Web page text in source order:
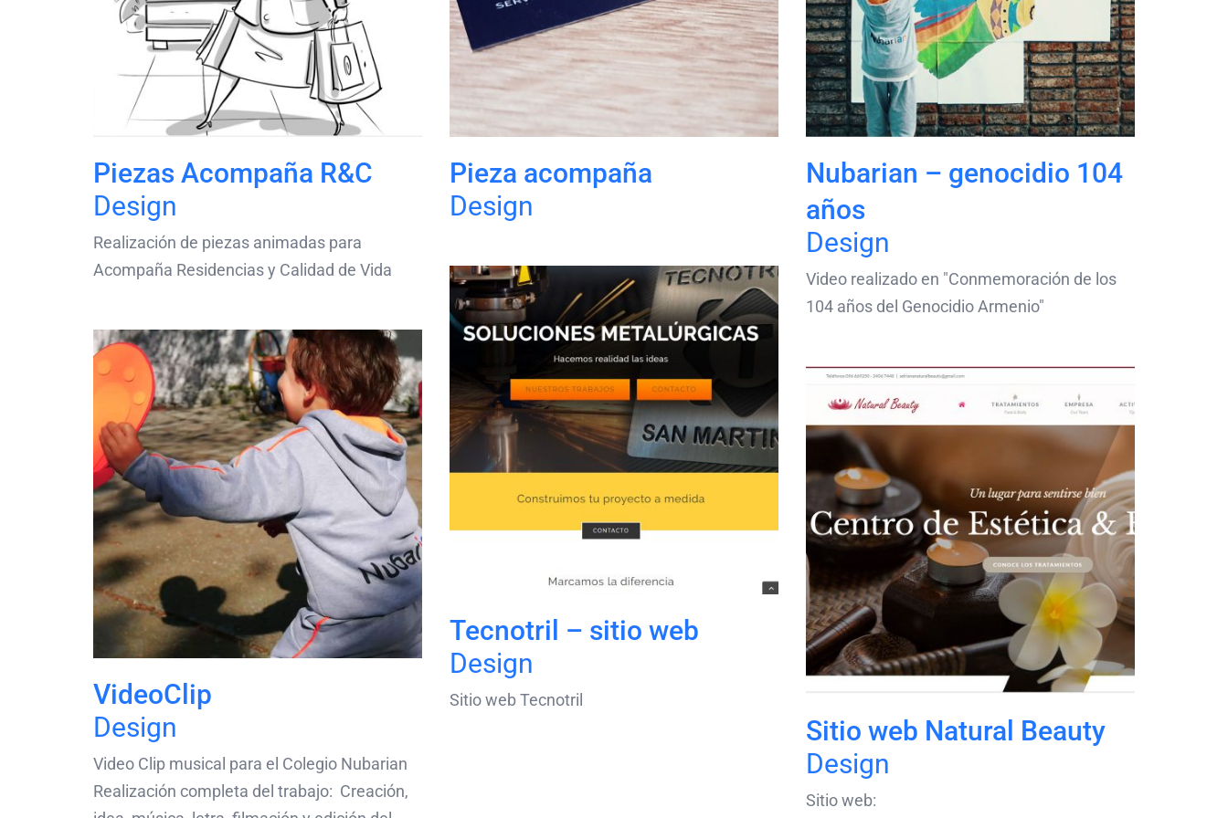
Piezas Acompaña R&C
Design
Realización de piezas animadas para
Acompaña Residencias y Calidad de Vida
Pieza acompaña
Design
Nubarian – genocidio 104
años
Design
Video realizado en "Conmemoración de los
104 años del Genocidio Armenio"
Tecnotril – sitio web
Design
Sitio web Tecnotril
VideoClip
Design
Video Clip musical para el Colegio Nubarian
Realización completa del trabajo: Creación,
Sitio web Natural Beauty
Design
Sitio web: